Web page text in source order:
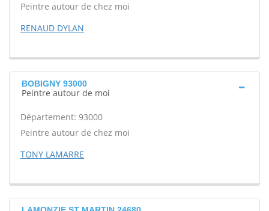
Peintre autour de chez moi
RENAUD DYLAN
BOBIGNY 93000
Peintre autour de moi
Département: 93000
Peintre autour de chez moi
TONY LAMARRE